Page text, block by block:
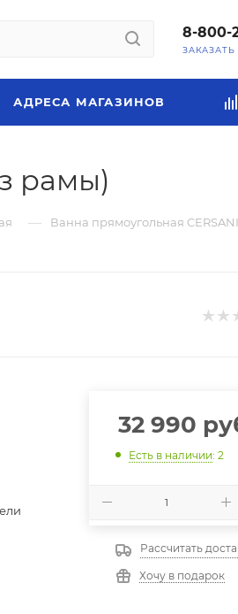
8-800-
АДРЕСА МАГАЗИНОВ
рамы)
— Ванна прямоугольная
32 990
Есть в наличии: 2
Рассчитать
Хочу в подарок